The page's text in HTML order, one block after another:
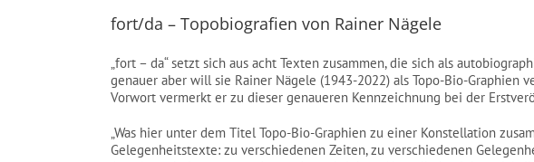
fort/da – Topobiografien von Rainer Nägele
„fort – da“ setzt sich aus acht Texten zusammen, die sich als
genauer aber will sie Rainer Nägele (1943-2022) als Topo-Bio-Graphien
Vorwort vermerkt er zu dieser genaueren Kennzeichnung bei der
„Was hier unter dem Titel Topo-Bio-Graphien zu einer Konstellation
Gelegenheitstexte: zu verschiedenen Zeiten, zu verschiedenen